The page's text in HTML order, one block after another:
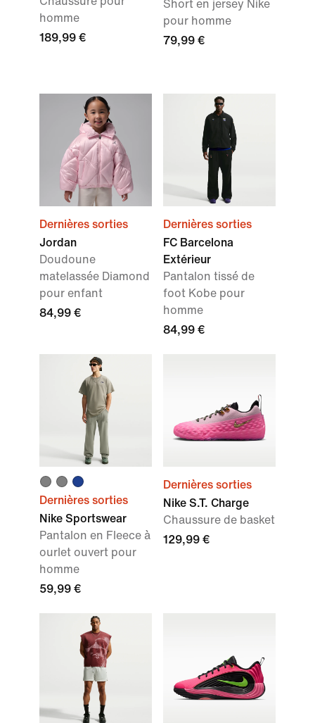
homme
189,99 €
Short en jersey Nike
pour homme
79,99 €
Dernières sorties
Jordan
Doudoune
matelassée Diamond
pour enfant
84,99 €
Dernières sorties
FC Barcelona
Extérieur
Pantalon tissé de
foot Kobe pour
homme
84,99 €
Dernières sorties
Nike Sportswear
Pantalon en Fleece à
ourlet ouvert pour
homme
59,99 €
Dernières sorties
Nike S.T. Charge
Chaussure de basket
129,99 €